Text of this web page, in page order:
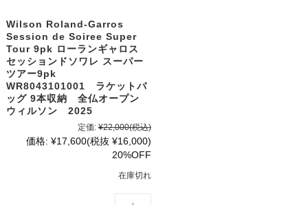
Wilson Roland-Garros
Session de Soiree Super
Tour 9pk ローランギャロス
セッションドソワレ スーパー
ツアー9pk
WR8043101001 ラケットバ
ッグ 9本収納 全仏オープン
ウィルソン 2025
定価: ¥22,000(税込)
価格: ¥17,600(税抜 ¥16,000)
20%OFF
在庫切れ